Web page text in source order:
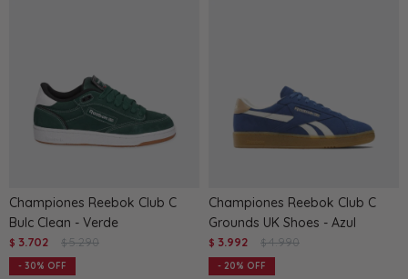
Championes Reebok Club C
Bulc Clean - Verde
$ 3.702 $ 5.290
30
Championes Reebok Club C
Grounds UK Shoes - Azul
$ 3.992 $ 4.990
20